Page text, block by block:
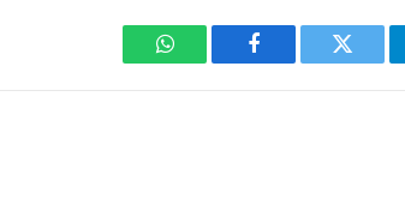
WhatsAppFacebook Twitter